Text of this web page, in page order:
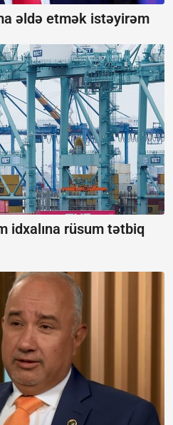
əldə etmək istəyirəm
idxalına rüsum tətbiq